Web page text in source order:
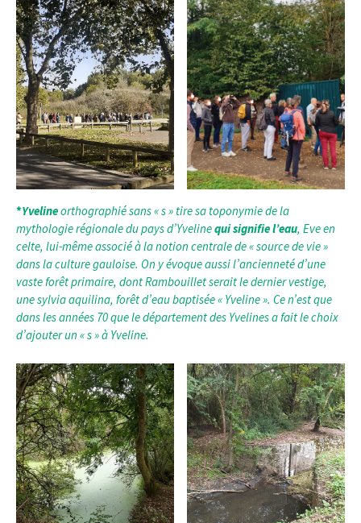
*Yvelineorthographié sans « s » tire sa toponymie de la
mythologie régionale du pays d’Yvelinequi signifie l’eau, Eve en
celte, lui-même associé à la notion centrale de « source de vie »
dans la culture gauloise. On y évoque aussi l’ancienneté d’une
vaste forêt primaire, dont Rambouillet serait le dernier vestige,
une sylvia aquilina, forêt d’eau baptisée « Yveline ». Ce n’est que
dans les années 70 que le département des Yvelines a fait le choix
d’ajouter un « s » à Yveline.